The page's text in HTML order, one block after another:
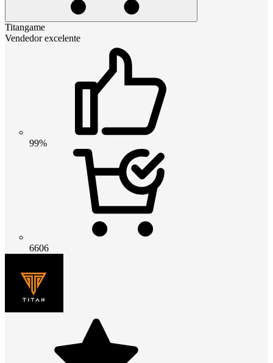
Titangame
Vendedor excelente
99%
6606